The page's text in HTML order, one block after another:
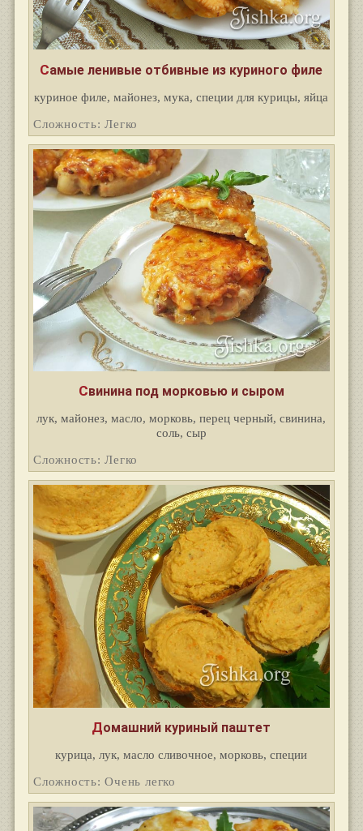
Самые ленивые отбивные из куриного филе
куриное филе, майонез, мука, специи для курицы, яйца
Сложность: Легко
Свинина под морковью и сыром
лук, майонез, масло, морковь, перец черный, свинина,
соль, сыр
Сложность: Легко
Домашний куриный паштет
курица, лук, масло сливочное, морковь, специи
Сложность: Очень легко